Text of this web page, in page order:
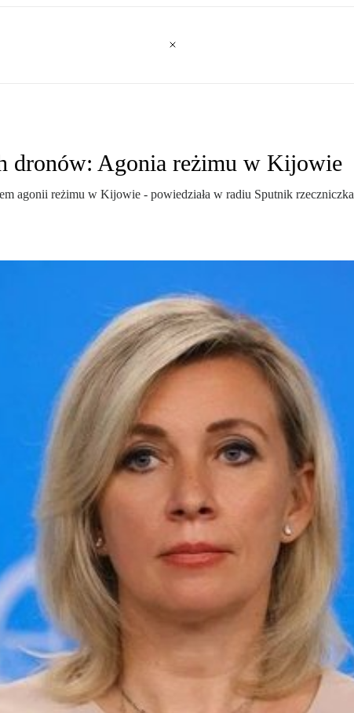
dronów: Agonia reżimu w Kijowie
agonii reżimu w Kijowie - powiedziała w radiu Sputnik